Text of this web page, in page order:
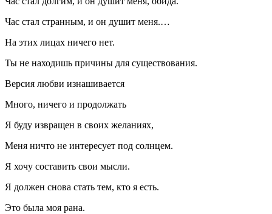
Час стал странным, и он душит меня.…
На этих лицах ничего нет.
Ты не находишь причины для существования.
Версия любви изнашивается
Много, ничего и продолжать
Я буду извращен в своих желаниях,
Меня ничто не интересует под солнцем.
Я хочу составить свои мысли.
Я должен снова стать тем, кто я есть.
Это была моя рана.